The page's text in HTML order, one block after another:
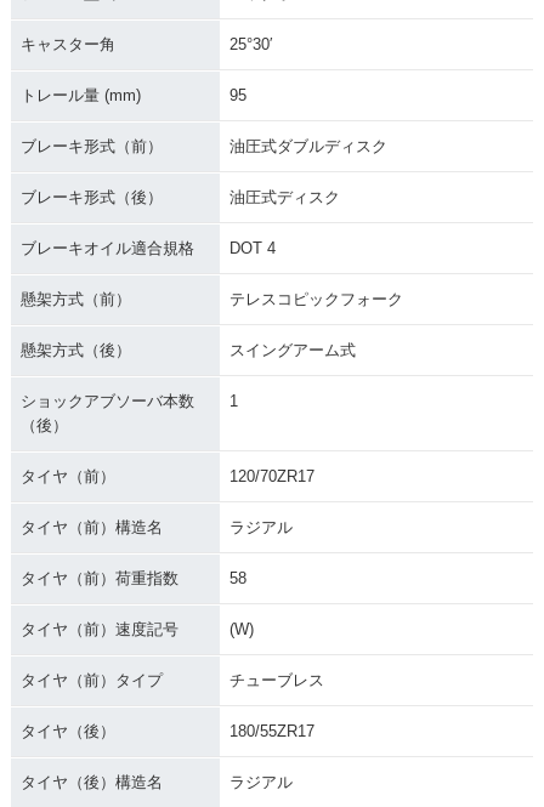
キャスター角 25°30′
トレール量 (mm) 95
ブレーキ形式（前） 油圧式ダブルディスク
ブレーキ形式（後） 油圧式ディスク
ブレーキオイル適合規格 DOT 4
懸架方式（前） テレスコピックフォーク
懸架方式（後） スイングアーム式
ショックアブソーバ本数
（後）
1
タイヤ（前） 120/70ZR17
タイヤ（前）構造名 ラジアル
タイヤ（前）荷重指数 58
タイヤ（前）速度記号 (W)
タイヤ（前）タイプ チューブレス
タイヤ（後） 180/55ZR17
タイヤ（後）構造名 ラジアル